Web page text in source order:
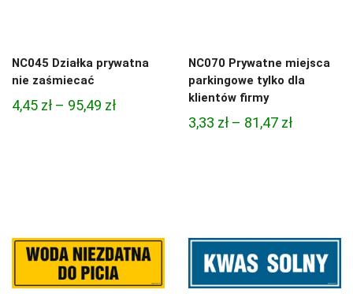
NC045 Działka prywatna
nie zaśmiecać
4,45 zł – 95,49 złZakres
NC070 Prywatne miejsca
parkingowe tylko dla
klientów firmy
3,33 zł – 81,47 złZakres